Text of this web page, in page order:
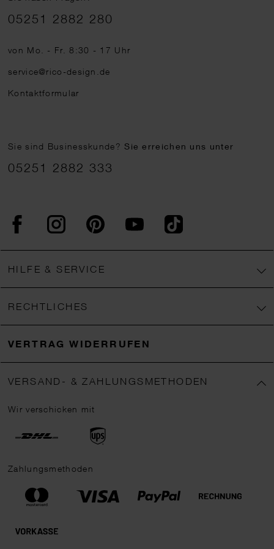
Telefonnummer
05251 2882 280
von Mo. - Fr. 8:30 - 17 Uhr
service@rico-design.de
Kontaktformular
Sie sind Businesskunde?Sie erreichen uns unter
05251 2882 333
FacebookInstagram PinterestYouTubeTikTok
HILFE & SERVICE
RECHTLICHES
VERTRAG WIDERRUFEN
VERSAND- & ZAHLUNGSMETHODEN
Wir verschicken mit
Zahlungsmethoden